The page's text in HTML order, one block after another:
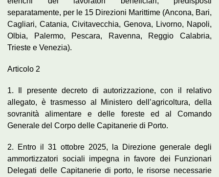
separatamente, per le 15 Direzioni Marittime (Ancona, Bari,
Cagliari, Catania, Civitavecchia, Genova, Livorno, Napoli,
Olbia, Palermo, Pescara, Ravenna, Reggio Calabria,
Trieste e Venezia).
Articolo 2
1. Il presente decreto di autorizzazione, con il relativo
allegato, è trasmesso al Ministero dell’agricoltura, della
sovranità alimentare e delle foreste ed al Comando
Generale del Corpo delle Capitanerie di Porto.
2. Entro il 31 ottobre 2025, la Direzione generale degli
ammortizzatori sociali impegna in favore dei Funzionari
Delegati delle Capitanerie di porto, le risorse necessarie